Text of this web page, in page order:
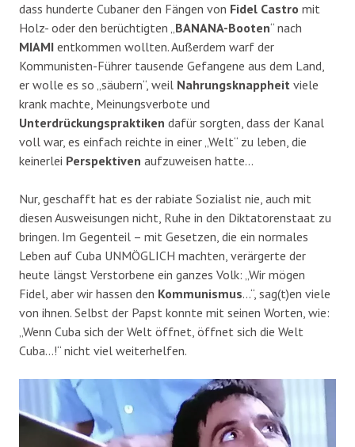
dass hunderte Cubaner den Fängen von Fidel Castro mit
Holz- oder den berüchtigten „BANANA-Booten“ nach
MIAMI entkommen wollten. Außerdem warf der
Kommunisten-Führer tausende Gefangene aus dem Land,
er wolle es so „säubern“, weil Nahrungsknappheit viele
krank machte, Meinungsverbote und
Unterdrückungspraktiken dafür sorgten, dass der Kanal
voll war, es einfach reichte in einer „Welt“ zu leben, die
keinerlei Perspektiven aufzuweisen hatte…
Nur, geschafft hat es der rabiate Sozialist nie, auch mit
diesen Ausweisungen nicht, Ruhe in den Diktatorenstaat zu
bringen. Im Gegenteil – mit Gesetzen, die ein normales
Leben auf Cuba UNMÖGLICH machten, verärgerte der
heute längst Verstorbene ein ganzes Volk: „Wir mögen
Fidel, aber wir hassen den Kommunismus…“, sag(t)en viele
von ihnen. Selbst der Papst konnte mit seinen Worten, wie:
„Wenn Cuba sich der Welt öffnet, öffnet sich die Welt
Cuba…!“ nicht viel weiterhelfen.